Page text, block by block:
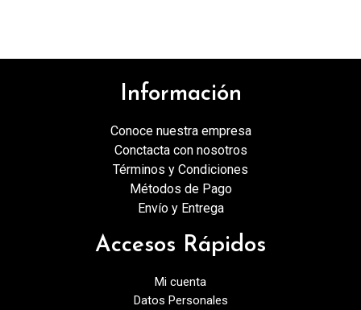
Información
Conoce nuestra empresa
Conctacta con nosotros
Términos y Condiciones
Métodos de Pago
Envío y Entrega
Accesos Rápidos
Mi cuenta
Datos Personales